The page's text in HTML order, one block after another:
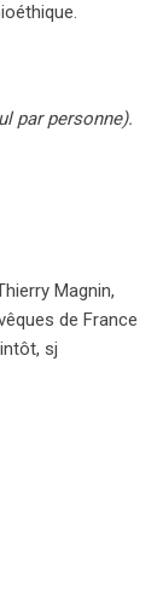
par personne).
Magnin,
de France
sj